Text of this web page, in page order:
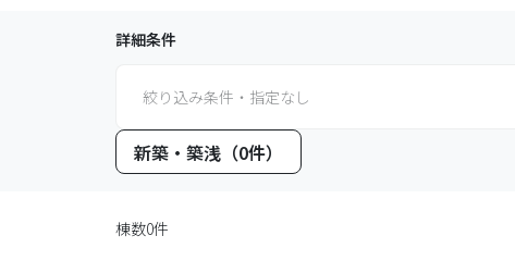
詳細条件
絞り込み条件・指定なし
新築・築浅（0件）
棟数0件